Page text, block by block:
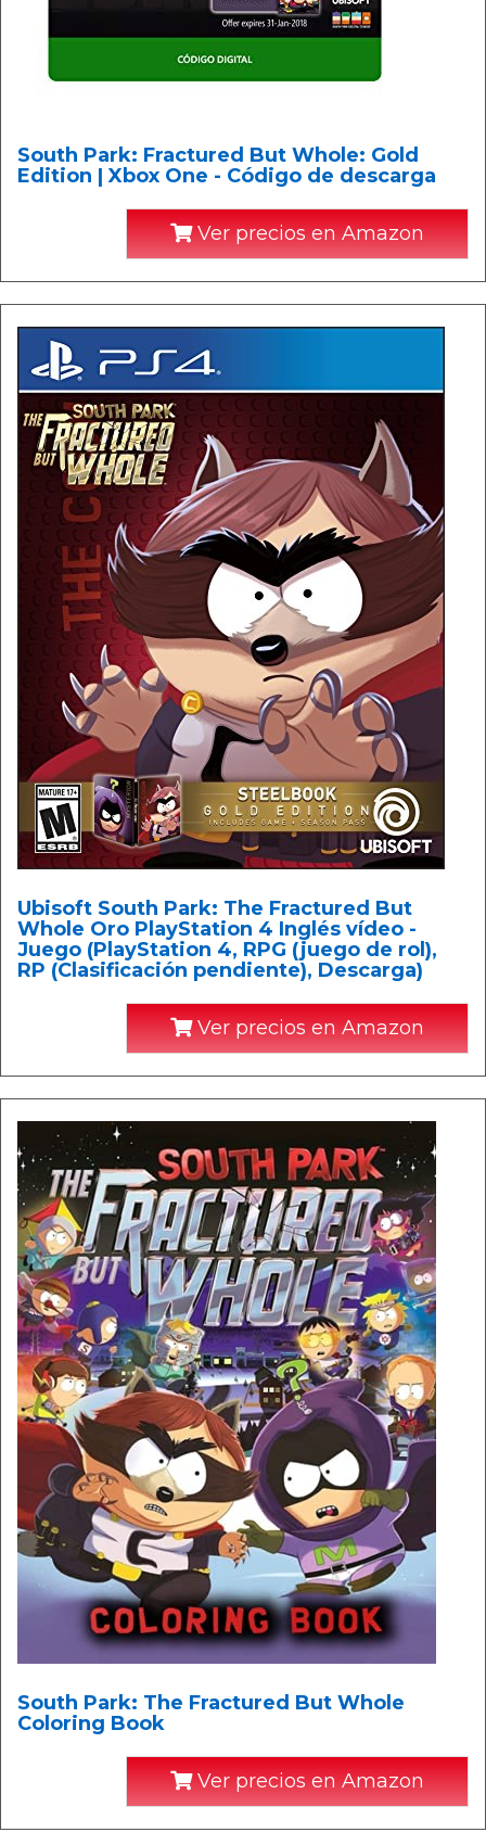
South Park: Fractured But Whole: Gold
Edition | Xbox One - Código de descarga
Ver precios en Amazon
Ubisoft South Park: The Fractured But
Whole Oro PlayStation 4 Inglés vídeo -
Juego (PlayStation 4, RPG (juego de rol),
RP (Clasificación pendiente), Descarga)
Ver precios en Amazon
South Park: The Fractured But Whole
Coloring Book
Ver precios en Amazon